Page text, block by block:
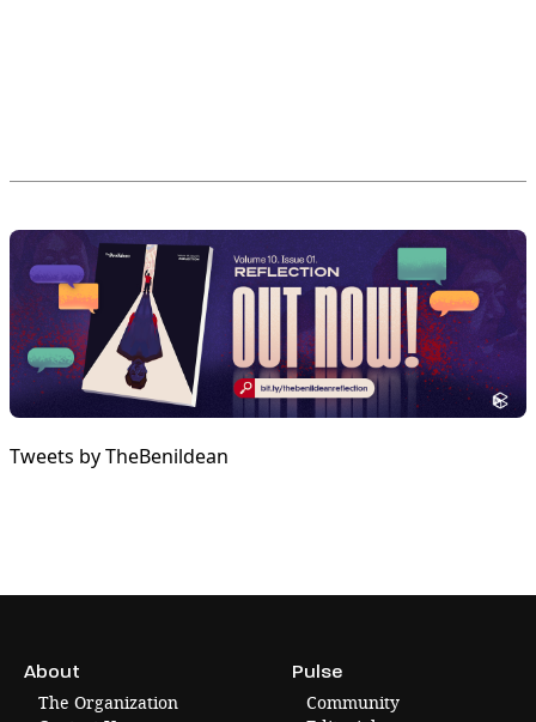
Tweets by TheBenildean
About
The Organization
Pulse
Community